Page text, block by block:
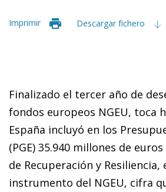
Imprimir Descargar fichero
Finalizado el tercer año de
fondos europeos NGEU, toca
España incluyó en los
(PGE) 35.940 millones de
de Recuperación y
instrumento del NGEU, cifra